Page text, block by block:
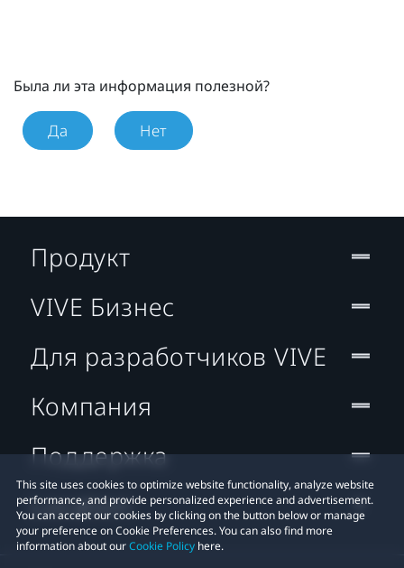
Была ли эта информация полезной?
Да Нет
This site uses cookies to optimize website functionality, analyze website
performance, and provide personalized experience and advertisement.
You can accept our cookies by clicking on the button below or manage
your preference on Cookie Preferences. You can also find more
information about ourCookie Policy here.
Продукт
VIVE Бизнес
Для разработчиков VIVE
Компания
Поддержка
Location